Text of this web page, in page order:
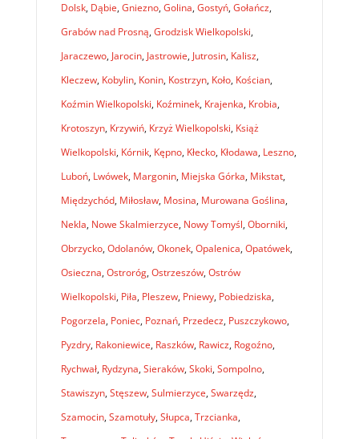
Dolsk, Dąbie, Gniezno, Golina, Gostyń, Gołańcz,
Grabów nad Prosną, Grodzisk Wielkopolski,
Jaraczewo, Jarocin, Jastrowie, Jutrosin, Kalisz,
Kleczew, Kobylin, Konin, Kostrzyn, Koło, Kościan,
Koźmin Wielkopolski, Koźminek, Krajenka, Krobia,
Krotoszyn, Krzywiń, Krzyż Wielkopolski, Książ
Wielkopolski, Kórnik, Kępno, Kłecko, Kłodawa, Leszno,
Luboń, Lwówek, Margonin, Miejska Górka, Mikstat,
Międzychód, Miłosław, Mosina, Murowana Goślina,
Nekla, Nowe Skalmierzyce, Nowy Tomyśl, Oborniki,
Obrzycko, Odolanów, Okonek, Opalenica, Opatówek,
Osieczna, Ostroróg, Ostrzeszów, Ostrów
Wielkopolski, Piła, Pleszew, Pniewy, Pobiedziska,
Pogorzela, Poniec, Poznań, Przedecz, Puszczykowo,
Pyzdry, Rakoniewice, Raszków, Rawicz, Rogoźno,
Rychwał, Rydzyna, Sieraków, Skoki, Sompolno,
Stawiszyn, Stęszew, Sulmierzyce, Swarzędz,
Szamocin, Szamotuły, Słupca, Trzcianka,